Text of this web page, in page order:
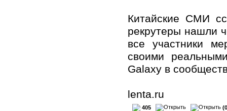
Китайские СМИ
рекрутеры нашли
все участники
своими
Galaxy в
lenta.ru
405